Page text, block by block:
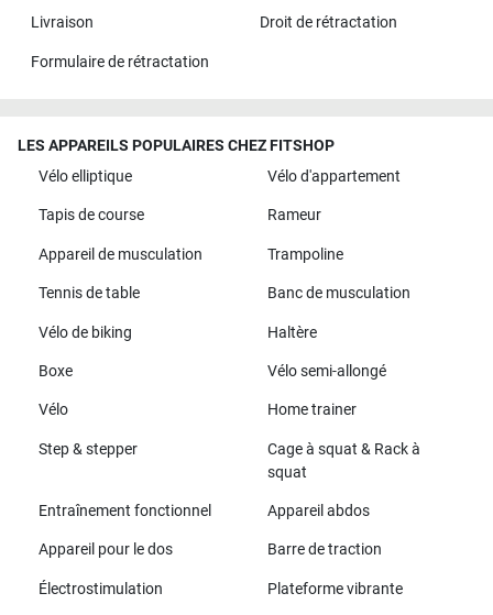
Livraison Droit de rétractation
Formulaire de rétractation
LES APPAREILS POPULAIRES CHEZ FITSHOP
Vélo elliptique
Vélo d'appartement
Tapis de course Rameur
Appareil de musculation Trampoline
Tennis de table Banc de musculation
Vélo de biking Haltère
Boxe Vélo semi-allongé
Vélo Home trainer
Step & stepper
Cage à squat & Rack à
squat
Entraînement fonctionnel Appareil abdos
Appareil pour le dos Barre de traction
Électrostimulation Plateforme vibrante